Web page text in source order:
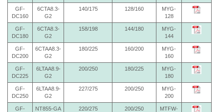
GF-
DC160
6CTA8.3-
G2
140/175 128/160
MYG-
128
GF-
DC180
6CTA8.3-
G2
158/198 144/180
MYG-
144
GF-
DC200
6CTAA8.3-
G2
180/225 160/200
MYG-
160
GF-
DC225
6LTAA8.9-
G2
200/250 180/225
MYG-
180
GF-
DC250
6LTAA8.9-
G2
227/275 200/250
MYG-
200
GF-
NT855-GA 220/275 200/250
MTFW-